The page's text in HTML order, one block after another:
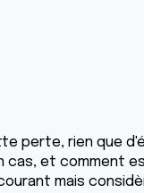
perte, rien que
cas, et comment
mais